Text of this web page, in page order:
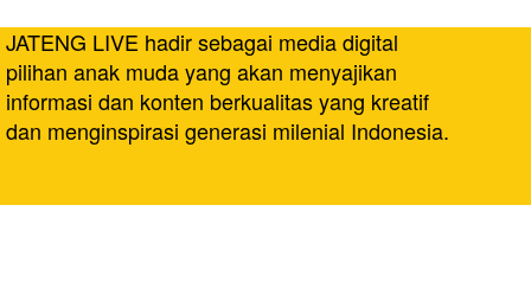
JATENG LIVE hadir sebagai media digital
pilihan anak muda yang akan menyajikan
informasi dan konten berkualitas yang kreatif
dan menginspirasi generasi milenial Indonesia.